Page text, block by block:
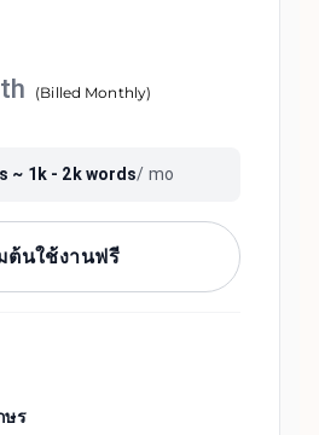
(Billed Monthly)
~ 1k - 2kwords/ mo
ต้นใช้งานฟรี
ษร